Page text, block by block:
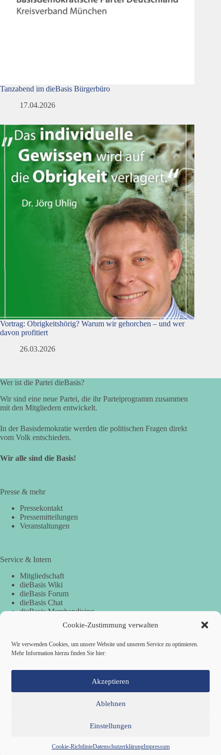
Cookie-Zustimmung verwalten
Wir verwenden Cookies, um unsere Website und unseren Service zu optimieren.
Mehr Information hierzu finden Sie hier:
Akzeptieren
Ablehnen
Einstellungen
Cookie-RichtlinieDatenschutzerklärungImpressum
Tanzabend im dieBasis Bürgerbüro
17.04.2026
Vortrag: Obrigkeitshörig? Warum wir gehorchen – und wer
davon profitiert
26.03.2026
Wer ist die Partei dieBasis?
Wir sind eine neue Partei, die ihr Parteiprogramm zusammen
mit den Mitgliedern entwickelt.
In der Basisdemokratie werden die politischen Fragen direkt
vom Volk entschieden.
Wir alle sind die Basis!
Presse & mehr
Pressekontakt
Pressemitteilungen
Veranstaltungen
Service & Intern
Mitgliedschaft
dieBasis Wiki
dieBasis Forum
dieBasis Chat
dieBasis Merchandising
Spenden
Kontakt
Cookie-Richtlinie (EU)
Copyright © 2026 Basisdemokratische Partei Deutschland ·